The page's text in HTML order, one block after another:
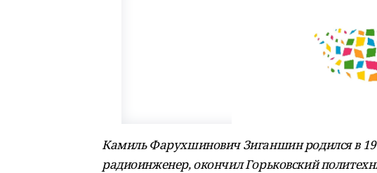
Камиль Фарухшинович Зиганшин родился в
радиоинженер, окончил Горьковский